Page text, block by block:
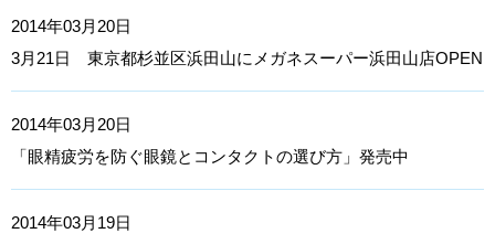
2014年03月20日
3月21日 東京都杉並区浜田山にメガネスーパー浜田山店OPEN
2014年03月20日
「眼精疲労を防ぐ眼鏡とコンタクトの選び方」発売中
2014年03月19日